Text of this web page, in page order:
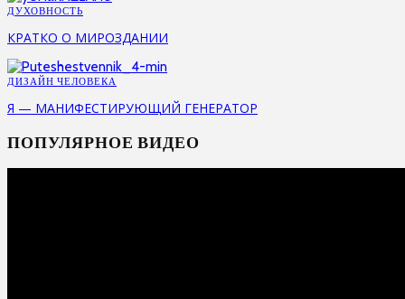
ДУХОВНОСТЬ
КРАТКО О МИРОЗДАНИИ
ДИЗАЙН ЧЕЛОВЕКА
Я — МАНИФЕСТИРУЮЩИЙ ГЕНЕРАТОР
ПОПУЛЯРНОЕ ВИДЕО